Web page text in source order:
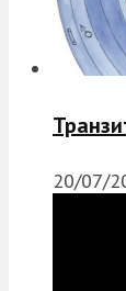
20/07/